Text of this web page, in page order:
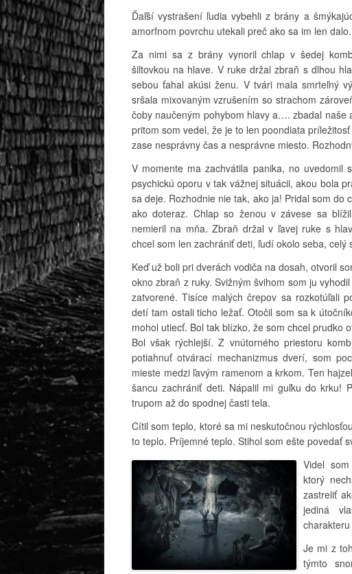
Ďaľší vystrašení ľudia vybehli z brány a
amorfnom povrchu utekali preč ako sa im len dalo.
Za nimi sa z brány vynoril chlap v šedej
šiltovkou na hlave. V ruke držal zbraň s dlhou
sebou ťahal akúsi ženu. V tvári mala smrteľný
sršala mixovaným vzrušením so strachom
čoby naučeným pohybom hlavy a…. zbadal naše
pritom som vedel, že je to len poondiata
zase nesprávny čas a nesprávne miesto.
V momente ma zachvátila panika, no
psychickú oporu v tak vážnej situácii, akou bola
sa deje. Rozhodnie nie tak, ako ja! Pridal som do
ako doteraz. Chlap so ženou v závese sa
nemieril na mňa. Zbraň držal v ľavej ruke s
chcel som len zachrániť deti, ľudí okolo seba,
Keď už boli pri dverách vodiča na dosah, otvoril
okno zbraň z ruky. Svižným švihom som ju
zatvorené. Tisíce malých črepov sa rozkotúľali
detí tam ostali ticho ležať. Otočil som sa k
mohol utiecť. Bol tak blízko, že som chcel prudko
Bol však rýchlejší. Z vnútorného priestoru
potiahnuť otvárací mechanizmus dverí, som
mieste medzi ľavým ramenom a krkom. Ten
šancu zachrániť deti. Nápalil mi guľku do krku!
trupom až do spodnej časti tela.
Cítil som teplo, ktoré sa mi neskutočnou
to teplo. Príjemné teplo. Stihol som ešte povedať
Videl
ktorý
zastreliť
jediná
Je mi z
týmto